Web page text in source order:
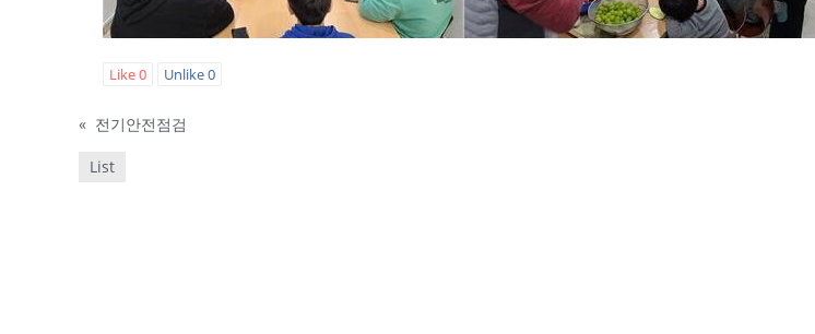
Like0 Unlike0
« 전기안전점검
List